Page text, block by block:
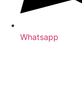
Whatsapp